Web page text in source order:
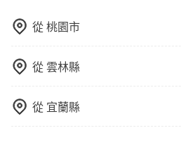
從桃園市
從雲林縣
從 宜蘭縣